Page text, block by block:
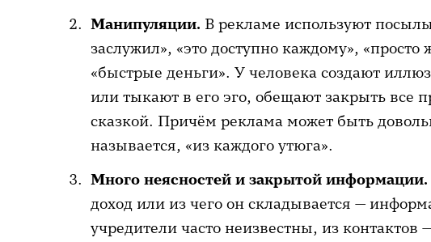
Манипуляции. В рекламе используют
заслужил», «это доступно каждому»,
«быстрые деньги». У человека создают
или тыкают в его эго, обещают закрыть все
сказкой. Причём реклама может быть
называется, «из каждого утюга».
Много неясностей и закрытой информации.
доход или из чего он складывается —
учредители часто неизвестны, из контактов